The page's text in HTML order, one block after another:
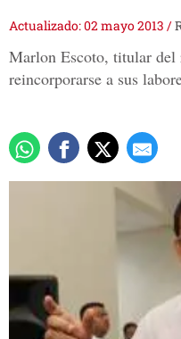
Actualizado: 02 mayo 2013 /
Marlon Escoto, titular del
reincorporarse a sus